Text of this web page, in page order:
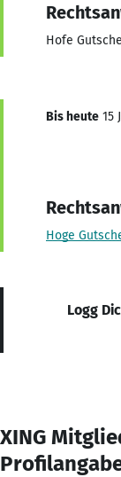
Hofe
Bis heute 15
Hoge
Logg
XING